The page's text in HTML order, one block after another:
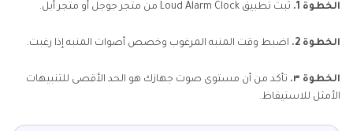
الخطوة 1. ثبت تطبيق Loud Alarm Clock من متجر جوجل أو متجر أبل.
الخطوة 2. اضبط وقت المنبه المرغوب وخصص أصوات المنبه إذا رغبت.
الخطوة ٣.
تأكد من أن مستوى صوت جهازك هو الحد الأقصى للتنبيهات
الأمثل للاستيقاظ.